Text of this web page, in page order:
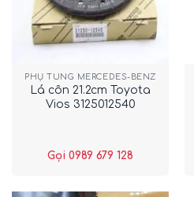
PHỤ TÙNG MERCEDES-BENZ
Lá côn 21.2cm Toyota
Vios 3125012540
Gọi 0989 679 128